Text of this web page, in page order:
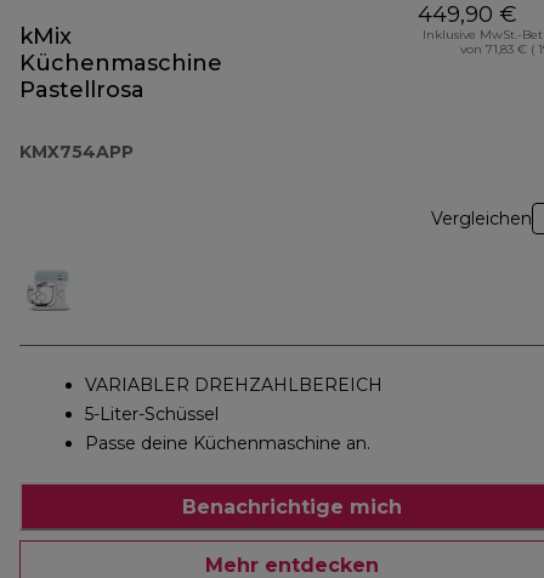
kMix
Küchenmaschine
Pastellrosa
KMX754APP
449,90 €
Inklusive MwSt.-
von 71,83 € (
Vergleichen
VARIABLER DREHZAHLBEREICH
5-Liter-Schüssel
Passe deine Küchenmaschine an.
Benachrichtige mich
Mehr entdecken